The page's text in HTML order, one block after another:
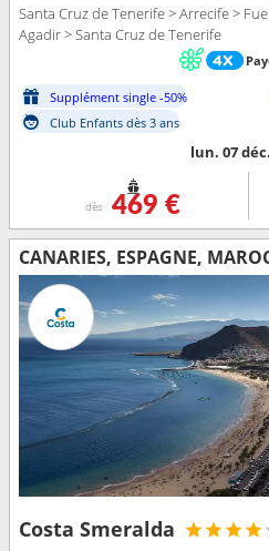
Santa Cruz de Tenerife > Arrecife >
Agadir > Santa Cruz de Tenerife
Supplément single -50%
Club Enfants dès 3 ans
lun. 07
dès 469 €
CANARIES, ESPAGNE,
Costa Smeralda